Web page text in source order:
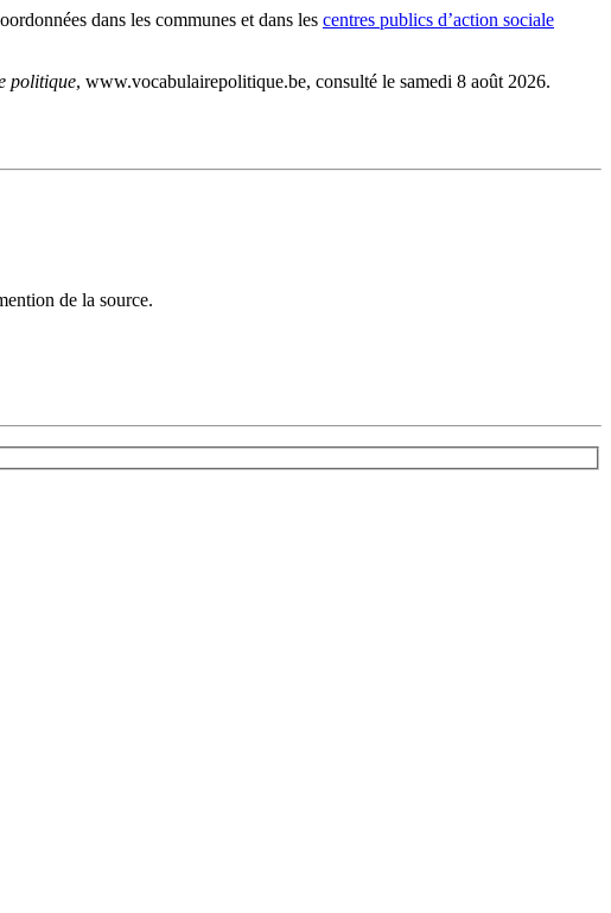
dans les communes et dans les centres publics d’action sociale
politique, www.vocabulairepolitique.be, consulté le samedi 8 août 2026.
de la source.